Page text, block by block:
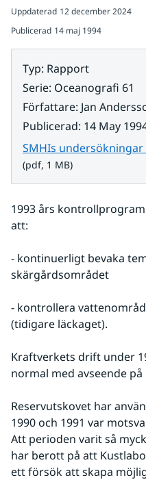
Uppdaterad 12 december 2024
Publicerad 14 maj 1994
Typ: Rapport
Serie: Oceanografi 61
Författare: Jan
Publicerad: 14 May
SMHIs
(pdf, 1 MB)
1993 års
att:
- kontinuerligt bevaka
skärgårdsområdet
- kontrollera
(tidigare läckaget).
Kraftverkets drift under
normal med avseende
Reservutskovet har
1990 och 1991 var
Att perioden varit så
har berott på att
ett försök att skapa